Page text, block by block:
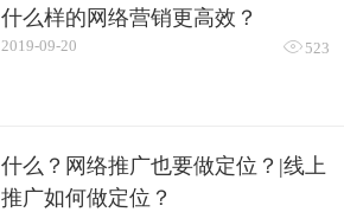
什么样的网络营销更高效？
2019-09-20  523
什么？网络推广也要做定位？|线上
推广如何做定位？